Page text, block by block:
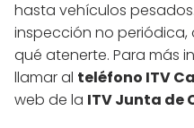
hasta vehículos
inspección no
qué atenerte. Para más
llamar al teléfono ITV
web de la ITV Junta de